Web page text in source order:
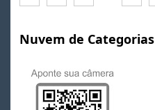
Nuvem de Categorias